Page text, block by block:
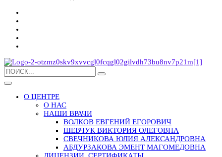
О ЦЕНТРЕ
О НАС
НАШИ ВРАЧИ
ВОЛКОВ ЕВГЕНИЙ ЕГОРОВИЧ
ШЕВЧУК ВИКТОРИЯ ОЛЕГОВНА
СВЕЧНИКОВА ЮЛИЯ АЛЕКСАНДРОВНА
АБДУРЗАКОВА ЭМЕНТ МАГОМЕДОВНА
ЛИЦЕНЗИИ, СЕРТИФИКАТЫ